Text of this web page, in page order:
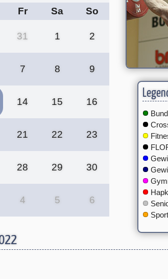
Fr Sa So
31 1 2
7 8 9
14 15 16
21 22 23
28 29 30
4 5 6